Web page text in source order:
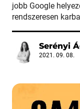
jobb Google
rendszeresen
Serényi
2021. 09. 08.